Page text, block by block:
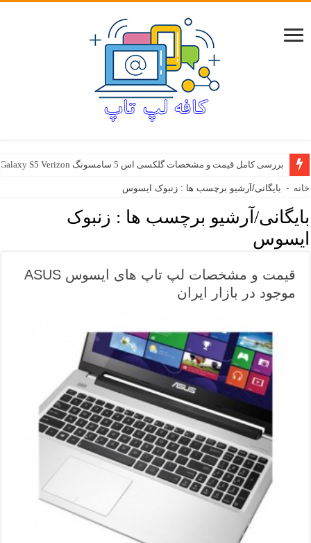
بررسی کامل قیمت و مشخصات گلکسی اس 5 سامسونگ Samsung Galaxy S5 Verizon
خانه - بایگانی/آرشیو برچسب ها : زنبوک ایسوس
بایگانی/آرشیو برچسب ها : زنبوک
ایسوس
قیمت و مشخصات لپ تاپ های ایسوس ASUS
موجود در بازار ایران